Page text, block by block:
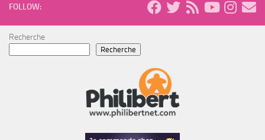
FOLLOW:
Recherche
Recherche